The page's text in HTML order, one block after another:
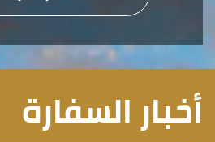
أخبار السفارة